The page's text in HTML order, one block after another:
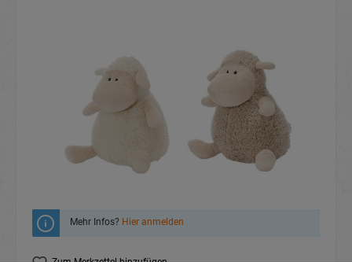
Mehr Infos? Hier anmelden